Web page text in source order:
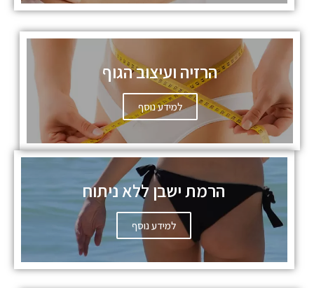
הרזיה ועיצוב הגוף
למידע נוסף
הרמת ישבן ללא ניתוח
למידע נוסף